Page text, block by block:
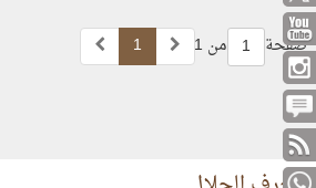
صفحة 1 من 1 1